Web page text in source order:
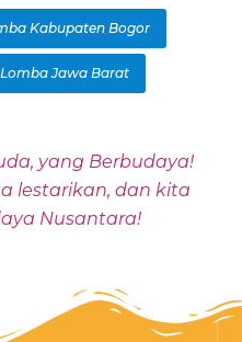
Kabupaten Bogor
Jawa Barat
yang Berbudaya!
lestarikan, dan kita
Nusantara!